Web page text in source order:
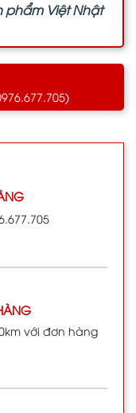
phẩm Việt Nhật
với đơn hàng